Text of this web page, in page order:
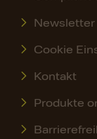
Newsletter
Cookie
Kontakt
Produkte